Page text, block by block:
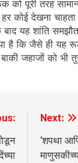
को पूरी तरह
कोई देखना
यह शांति
है कि जैसे ही यह
जहाजों को भी
Next:
‘शपथा